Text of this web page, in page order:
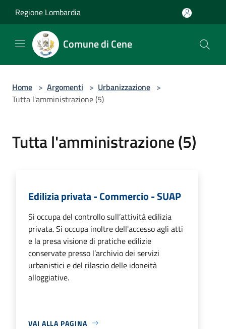
Regione Lombardia
Comune di Cene
Home > Argomenti > Urbanizzazione >
Tutta l'amministrazione (5)
Tutta l'amministrazione (5)
Edilizia privata - Commercio - SUAP
Si occupa del controllo sull’attività edilizia
privata. Si occupa inoltre dell'accesso agli atti
e la presa visione di pratiche edilizie
conservate presso l’archivio dei servizi
urbanistici e del rilascio delle idoneità
alloggiative.
VAI ALLA PAGINA